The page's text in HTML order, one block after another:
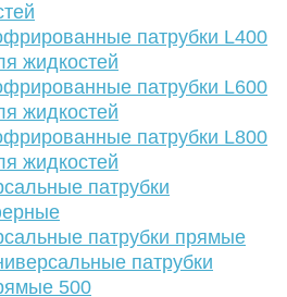
патрубки L400
жидкостей
патрубки L600
жидкостей
патрубки L800
жидкостей
патрубки
патрубки прямые
патрубки
500